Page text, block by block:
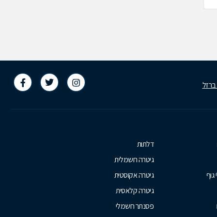
גוף
דלתות
גיטרה חשמלית
גיטרה אקוסטית
גיטרה קלאסית
פסנתר חשמלי